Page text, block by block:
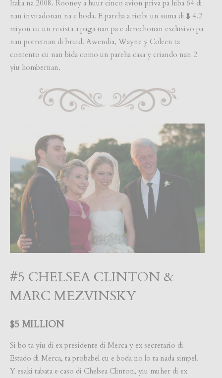
Italia na 2008. Rooney a huur cinco avion priva pa hiba 64 di
nan invitadonan na e boda. E pareha a ricibi un suma di $ 4.2
miyon cu un revista a paga nan pa e derechonan exclusivo pa
nan potretnan di bruid. Awendia, Wayne y Coleen ta
contento cu nan bida como un pareha casa y criando nan 2
yiu hombernan.
#5 CHELSEA CLINTON &
MARC MEZVINSKY
$5 MILLION
Si bo ta yiu di ex presidente di Merca y ex secretario di
Estado di Merca, ta probabel cu e boda no lo ta nada simpel.
Y esaki tabata e caso di Chelsea Clinton, yiu muher di ex